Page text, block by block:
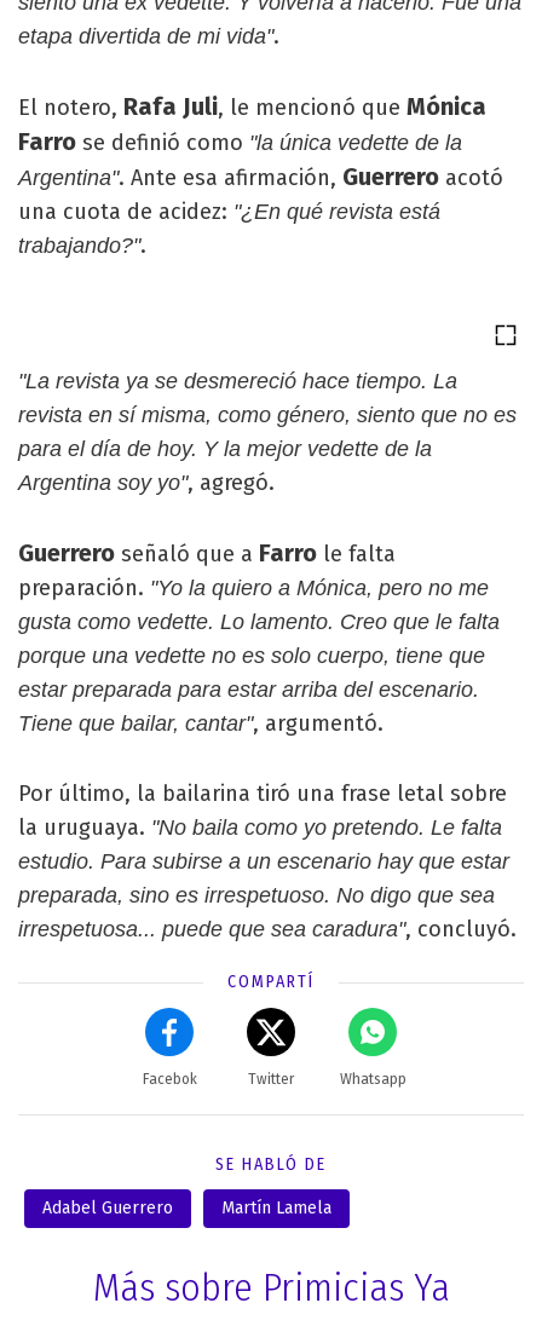
etapa divertida de mi vida".
El notero, Rafa Juli, le mencionó que Mónica
Farro se definió como "la única vedette de la
Argentina". Ante esa afirmación, Guerrero acotó
una cuota de acidez: "¿En qué revista está
trabajando?".
"La revista ya se desmereció hace tiempo. La
revista en sí misma, como género, siento que no es
para el día de hoy. Y la mejor vedette de la
Argentina soy yo", agregó.
Guerrero señaló que a Farro le falta
preparación. "Yo la quiero a Mónica, pero no me
gusta como vedette. Lo lamento. Creo que le falta
porque una vedette no es solo cuerpo, tiene que
estar preparada para estar arriba del escenario.
Tiene que bailar, cantar", argumentó.
Por último, la bailarina tiró una frase letal sobre
la uruguaya. "No baila como yo pretendo. Le falta
estudio. Para subirse a un escenario hay que estar
preparada, sino es irrespetuoso. No digo que sea
irrespetuosa... puede que sea caradura", concluyó.
COMPARTÍ
Facebok Twitter Whatsapp
SE HABLÓ DE
Adabel Guerrero Martín Lamela
Más sobre Primicias Ya